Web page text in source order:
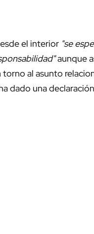
el interior "se
aunque
torno al asunto
dado una